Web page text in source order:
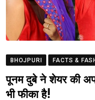
BHOJPURI FACTS &
पूनम दुबे ने शेयर की
भी फीका है!